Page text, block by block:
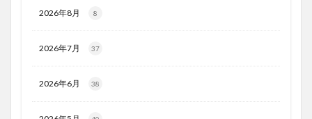
2026年8月 8
2026年7月 37
2026年6月 38